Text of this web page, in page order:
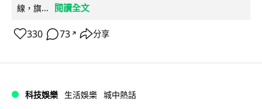
線，旗...
閱讀全文
330 73 ↗ 分享
科技娛樂 生活娛樂 城中熱話